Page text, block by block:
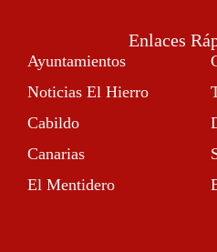
Enlaces
Ayuntamientos
Noticias El Hierro
Cabildo
Canarias
El Mentidero